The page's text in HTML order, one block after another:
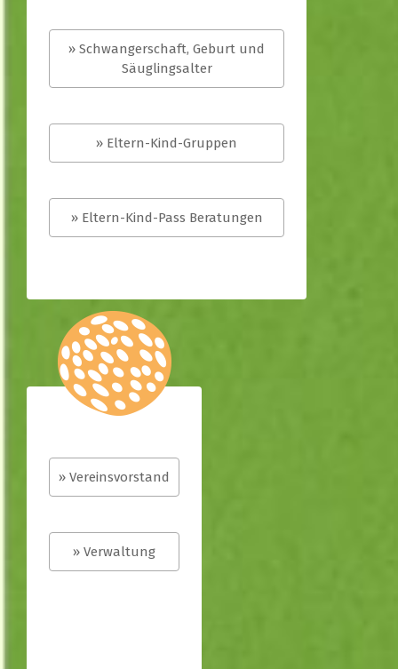
» Schwangerschaft, Geburt und
Säuglingsalter
» Eltern-Kind-Gruppen
» Eltern-Kind-Pass Beratungen
» Vereinsvorstand
» Verwaltung